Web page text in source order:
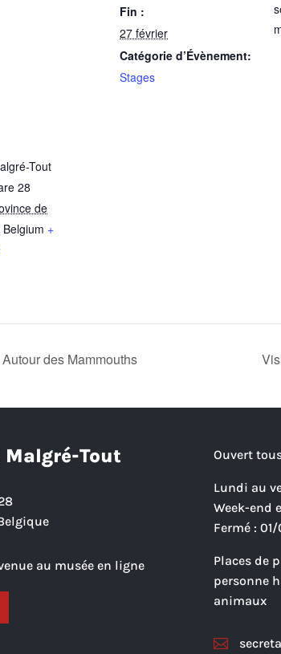
Fin :
27 février
Catégorie d’Évènement:
Stages
Tout
28
de
Belgium +
des Mammouths
Malgré-Tout
au musée en ligne
Ouvert
Lundi au
Week-end
Fermé :
Places de
personne
animaux
